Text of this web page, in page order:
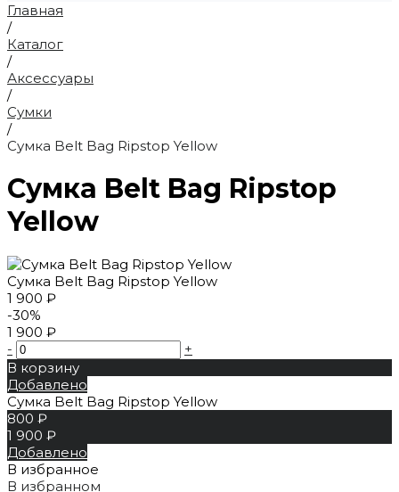
Главная
/
Каталог
/
Аксессуары
/
Сумки
/
Сумка Belt Bag Ripstop Yellow
Сумка Belt Bag Ripstop
Yellow
Сумка Belt Bag Ripstop Yellow
1 900 ₽
-30%
1 900 ₽
-
+
В корзину
Добавлено
Сумка Belt Bag Ripstop Yellow
800 ₽
1 900 ₽
Добавлено
В избранное
В избранном